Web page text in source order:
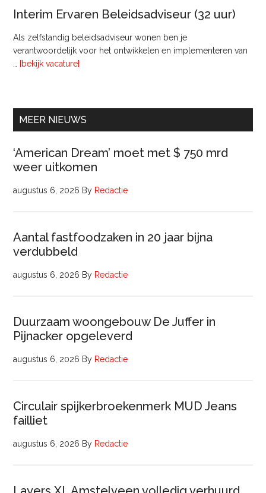
Interim Ervaren Beleidsadviseur (32 uur)
Als zelfstandig beleidsadviseur wonen ben je
verantwoordelijk voor het ontwikkelen en implementeren van
[bekijk vacature]
uur)
MEER NIEUWS
‘American Dream’ moet met $ 750 mrd
weer uitkomen
augustus 6, 2026 By Redactie
Aantal fastfoodzaken in 20 jaar bijna
verdubbeld
augustus 6, 2026 By Redactie
Duurzaam woongebouw De Juffer in
Pijnacker opgeleverd
augustus 6, 2026 By Redactie
Circulair spijkerbroekenmerk MUD Jeans
failliet
augustus 6, 2026 By Redactie